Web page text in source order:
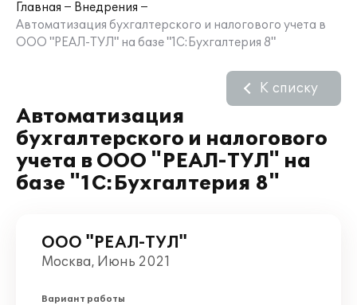
Главная
Внедрения
Автоматизация бухгалтерского и налогового учета в
ООО "РЕАЛ-ТУЛ" на базе "1С:Бухгалтерия 8"
Автоматизация
бухгалтерского и налогового
учета в ООО "РЕАЛ-ТУЛ" на
базе "1С:Бухгалтерия 8"
К списку
ООО "РЕАЛ-ТУЛ"
Москва, Июнь 2021
Вариант работы